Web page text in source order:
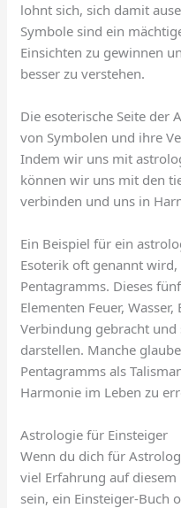
lohnt sich, sich damit
Symbole sind ein
Einsichten zu gewinnen
besser zu verstehen.
Die esoterische Seite der
von Symbolen und ihre
Indem wir uns mit
können wir uns mit den
verbinden und uns in
Ein Beispiel für ein
Esoterik oft genannt
Pentagramms. Dieses
Elementen Feuer,
Verbindung gebracht
darstellen. Manche
Pentagramms als
Harmonie im Leben zu
Astrologie für Einsteiger
Wenn du dich für
viel Erfahrung auf
sein, ein Einsteiger-Buch